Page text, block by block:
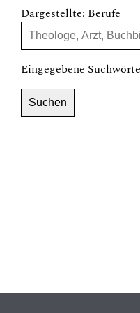
Dargestellte: Berufe
Eingegebene